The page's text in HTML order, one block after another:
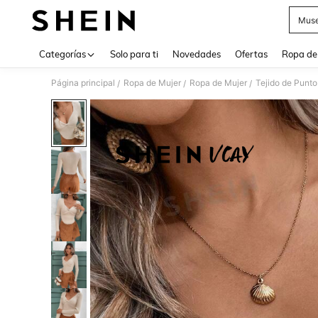
Categorías Solo para ti Novedades Ofertas Ropa
Página principal / Ropa de Mujer / Ropa de Mujer / Tejido de